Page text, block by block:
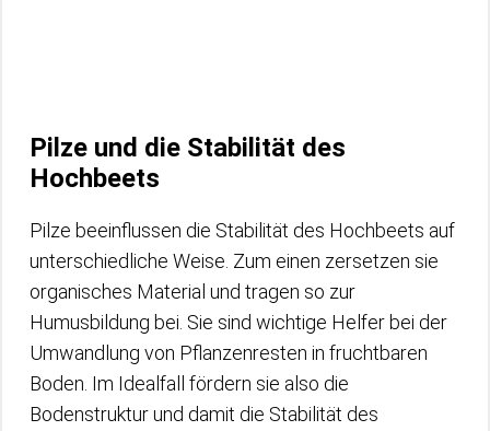
Pilze und die Stabilität des
Hochbeets
Pilze beeinflussen die Stabilität des Hochbeets auf
unterschiedliche Weise. Zum einen zersetzen sie
organisches Material und tragen so zur
Humusbildung bei. Sie sind wichtige Helfer bei der
Umwandlung von Pflanzenresten in fruchtbaren
Boden. Im Idealfall fördern sie also die
Bodenstruktur und damit die Stabilität des